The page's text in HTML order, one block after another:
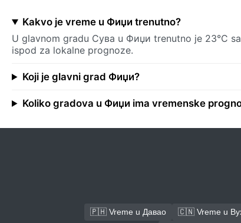
Kakvo je vreme u Фиџи trenutno?
U glavnom gradu Сува u Фиџи trenutno je 23°C
ispod za lokalne prognoze.
Koji je glavni grad Фиџи?
Koliko gradova u Фиџи ima vremenske
🇵🇭 Vreme u Давао 🇨🇳 Vreme u